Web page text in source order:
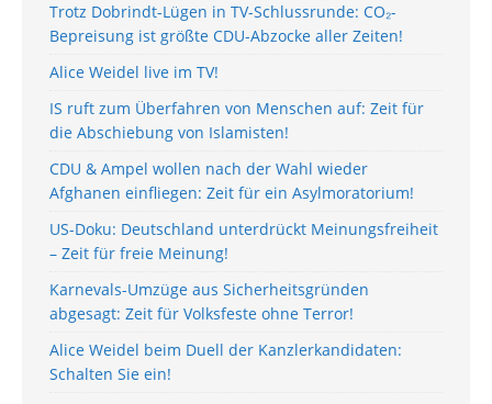
Trotz Dobrindt-Lügen in TV-Schlussrunde: CO₂-
Bepreisung ist größte CDU-Abzocke aller Zeiten!
Alice Weidel live im TV!
IS ruft zum Überfahren von Menschen auf: Zeit für
die Abschiebung von Islamisten!
CDU & Ampel wollen nach der Wahl wieder
Afghanen einfliegen: Zeit für ein Asylmoratorium!
US-Doku: Deutschland unterdrückt Meinungsfreiheit
– Zeit für freie Meinung!
Karnevals-Umzüge aus Sicherheitsgründen
abgesagt: Zeit für Volksfeste ohne Terror!
Alice Weidel beim Duell der Kanzlerkandidaten:
Schalten Sie ein!